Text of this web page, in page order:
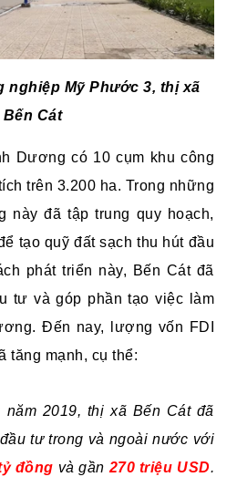
nghiệp Mỹ Phước 3, thị xã
Bến Cát
Dương có 10 cụm khu công
trên 3.200 ha. Trong những
này đã tập trung quy hoạch,
tạo quỹ đất sạch thu hút đầu
phát triển này, Bến Cát đã
tư và góp phần tạo việc làm
Đến nay, lượng vốn FDI
tăng mạnh, cụ thể:
năm 2019, thị xã Bến Cát đã
đầu tư trong và ngoài nước với
đồng và gần 270 triệu USD.